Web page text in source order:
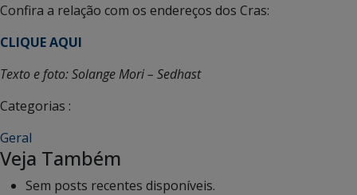
Confira a relação com os endereços dos Cras:
CLIQUE AQUI
Texto e foto: Solange Mori – Sedhast
Categorias :
Geral
Veja Também
Sem posts recentes disponíveis.